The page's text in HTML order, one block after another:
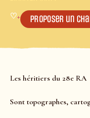
♡+ Proposer un
Les héritiers du 28e RA
Sont topographes,